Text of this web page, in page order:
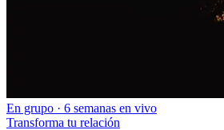
En grupo · 6 semanas en vivo
Transforma tu relación